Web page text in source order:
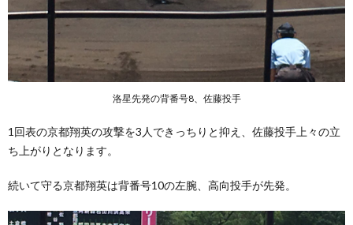
洛星先発の背番号8、佐藤投手
1回表の京都翔英の攻撃を3人できっちりと抑え、佐藤投手上々の立
ち上がりとなります。
続いて守る京都翔英は背番号10の左腕、高向投手が先発。